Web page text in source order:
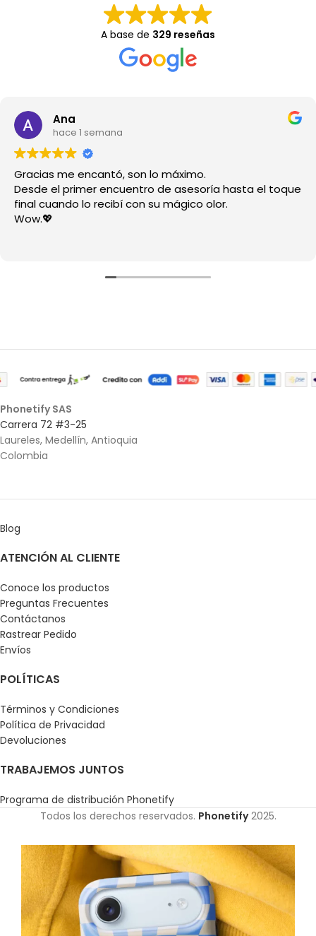
A base de 329 reseñas
Ana
hace 1 semana
Gracias me encantó, son lo máximo.
Desde el primer encuentro de asesoría hasta el toque
final cuando lo recibí con su mágico olor.
Wow.💖
Phonetify SAS
Carrera 72 #3-25
Laureles, Medellín, Antioquia
Colombia
Blog
ATENCIÓN AL CLIENTE
Conoce los productos
Preguntas Frecuentes
Contáctanos
Rastrear Pedido
Envíos
POLÍTICAS
Términos y Condiciones
Política de Privacidad
Devoluciones
TRABAJEMOS JUNTOS
Programa de distribución Phonetify
Todos los derechos reservados. Phonetify2025.